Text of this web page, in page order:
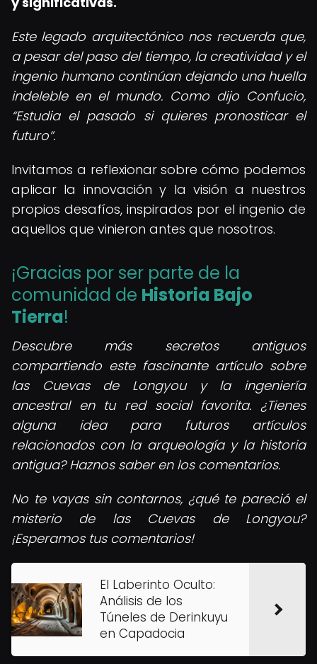
Este legado arquitectónico nos recuerda que,
a pesar del paso del tiempo, la creatividad y el
ingenio humano continúan dejando una huella
indeleble en el mundo. Como dijo Confucio,
Estudia el pasado si quieres pronosticar el
futuro .
Invitamos a reflexionar sobre cómo podemos
aplicar la innovación y la visión a nuestros
propios desafíos, inspirados por el ingenio de
aquellos que vinieron antes que nosotros.
¡Gracias por ser parte de la
comunidad de Historia Bajo
Tierra!
Descubre más secretos antiguos
compartiendo este fascinante artículo sobre
las Cuevas de Longyou y la ingeniería
ancestral en tu red social favorita. ¿Tienes
alguna idea para futuros artículos
relacionados con la arqueología y la historia
antigua? Haznos saber en los comentarios.
No te vayas sin contarnos, ¿qué te pareció el
misterio de las Cuevas de Longyou?
¡Esperamos tus comentarios!
El Laberinto Oculto:
Análisis de los
Túneles de Derinkuyu
en Capadocia